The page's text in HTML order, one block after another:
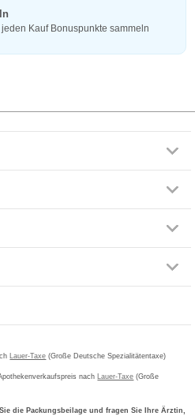
Kauf Bonuspunkte sammeln
Lauer-Taxe (Große Deutsche Spezialitätentaxe)
nach Lauer-Taxe (Große
die Packungsbeilage und fragen Sie Ihre Ärztin,